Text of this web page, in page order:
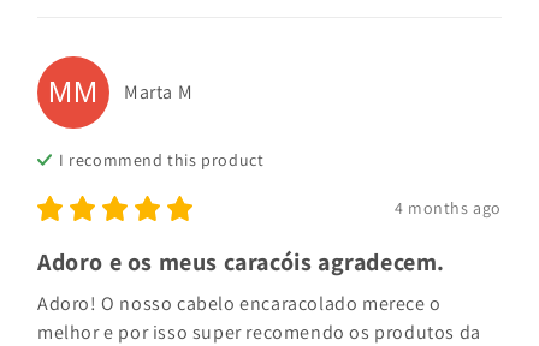
MM Marta M
I recommend this product
4 months ago
Adoro e os meus caracóis agradecem.
Adoro! O nosso cabelo encaracolado merece o
melhor e por isso super recomendo os produtos da